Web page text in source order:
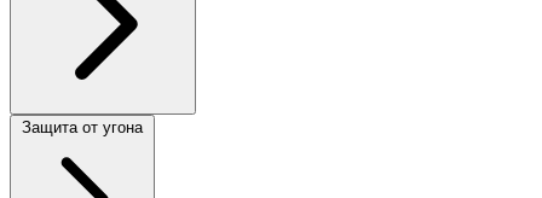
Защита от угона